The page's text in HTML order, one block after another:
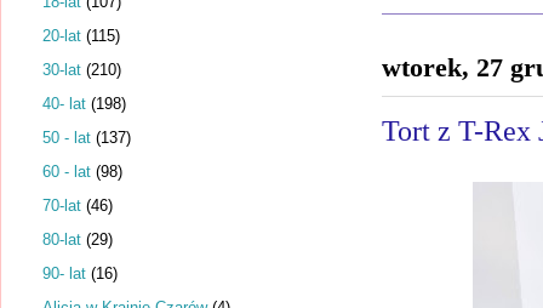
wtorek, 27
Tort z T-Rex
20-lat (115)
30-lat (210)
40- lat (198)
50 - lat (137)
60 - lat (98)
70-lat (46)
80-lat (29)
90- lat (16)